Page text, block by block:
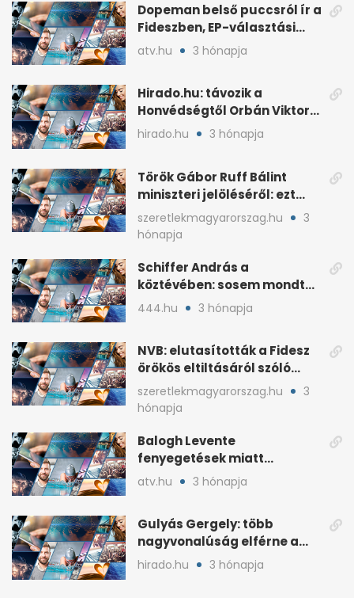
Dopeman belső puccsról ír a
Fideszben, EP-választási
árral
atv.hu 3 hónapja
Hirado.hu: távozik a
Honvédségtől Orbán Viktor
fia, Orbán Gáspár
hirado.hu 3 hónapja
Török Gábor Ruff Bálint
miniszteri jelöléséről: ezt
írta a posztjában
szeretlekmagyarorszag.hu
3
hónapja
Schiffer András a
köztévében: sosem mondta,
ki fog nyerni
444.hu 3 hónapja
NVB: elutasították a Fidesz
örökös eltiltásáról szóló
népszavazást
szeretlekmagyarorszag.hu
3
hónapja
Balogh Levente
fenyegetések miatt
lemondta erdélyi előadás-
atv.hu 3 hónapja
Gulyás Gergely: több
nagyvonalúság elférne a
kétharmados győztesekben
hirado.hu 3 hónapja